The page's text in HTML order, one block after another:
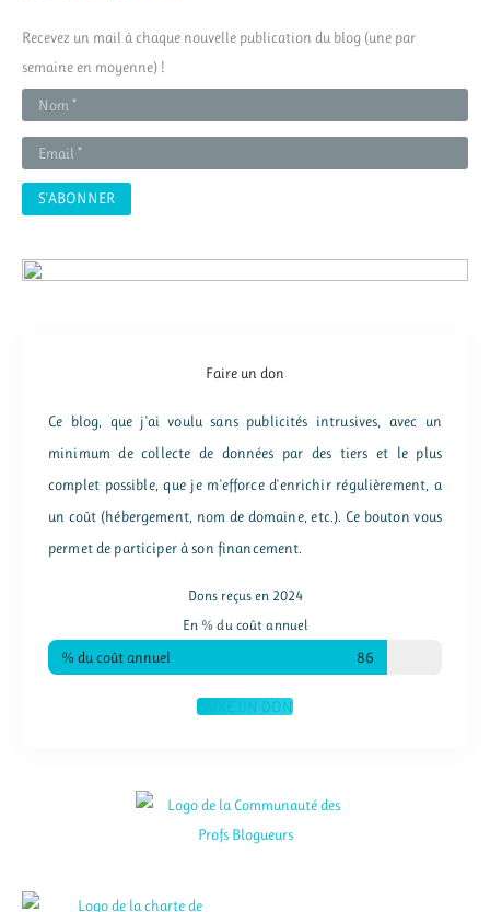
r
c
h
e
:
Recevez un mail à chaque nouvelle publication du blog (une par
semaine en moyenne) !
Faire un don
Ce blog, que j'ai voulu sans publicités intrusives, avec un
minimum de collecte de données par des tiers et le plus
complet possible, que je m'efforce d'enrichir régulièrement, a
un coût (hébergement, nom de domaine, etc.). Ce bouton vous
permet de participer à son financement.
Dons reçus en 2024
En % du coût annuel
% du coût annuel 86
FAIRE UN DON